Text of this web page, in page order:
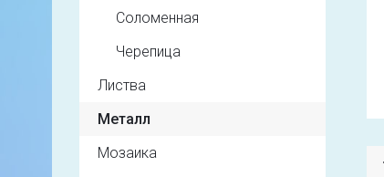
Соломенная
Черепица
Листва
Металл
Мозаика